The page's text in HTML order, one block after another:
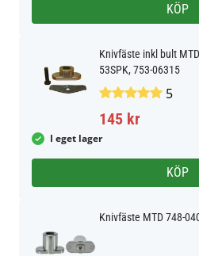
KÖP
Knivfäste inkl bult
53SPK, 753-06315
5
145 kr
I eget lager
KÖP
Knivfäste MTD 748-